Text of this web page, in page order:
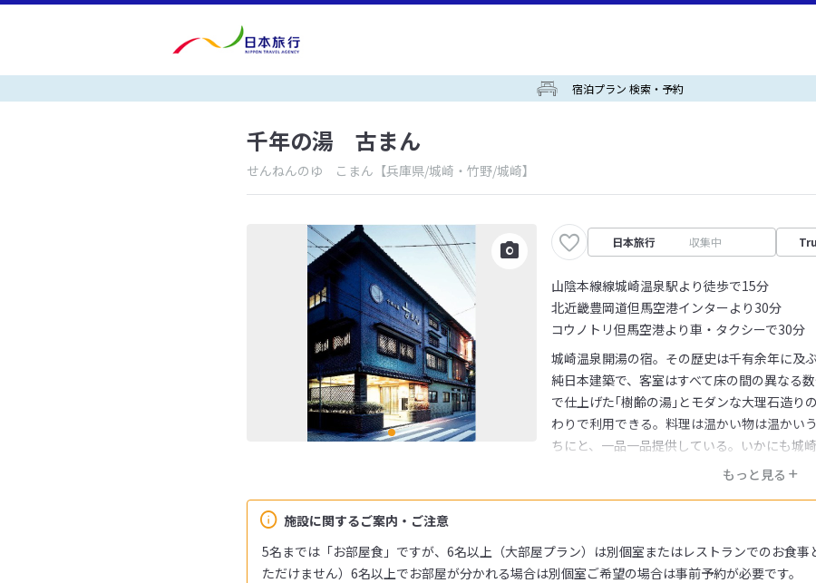
宿泊プラン 検索・予約
千年の湯 古まん
せんねんのゆ こまん 【兵庫県/城崎・竹野/城崎】
日本旅行 収集中
山陰本線線城崎温泉駅より徒歩で15分
北近畿豊岡道但馬空港インターより30分
コウノトリ但馬空港より車・タクシーで30分
施設に関するご案内・ご注意
5名までは「お部屋食」ですが、6名以上（大部屋プラン）は別個室またはレストランでのお食事
ただけません）6名以上でお部屋が分かれる場合は別個室ご希望の場合は事前予約が必要です。
もっと見る
城崎温泉開湯の宿。その歴史は千有余年に及
純日本建築で、客室はすべて床の間の異なる
で仕上げた｢樹齢の湯｣とモダンな大理石造り
わりで利用できる。料理は温かい物は温かい
ちにと、一品一品提供している。いかにも城